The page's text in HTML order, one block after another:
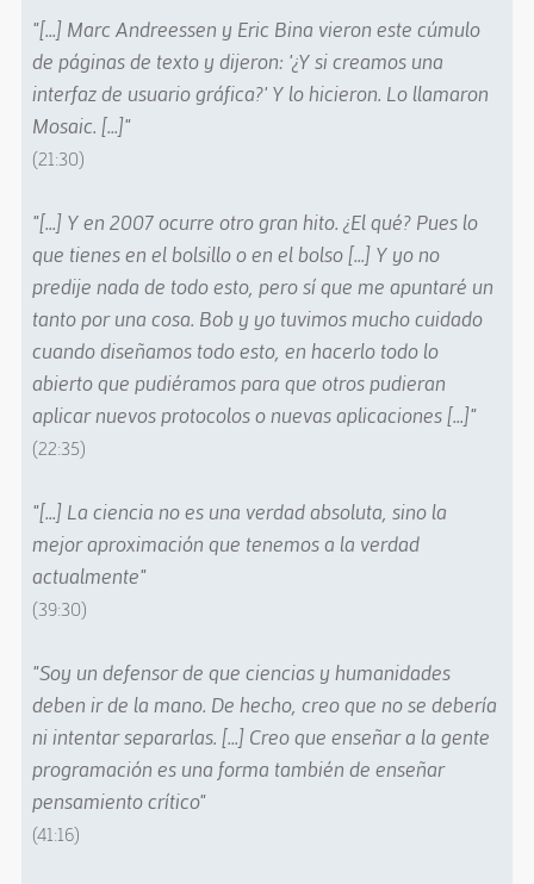
"[...] Marc Andreessen y Eric Bina vieron este cúmulo
de páginas de texto y dijeron: '¿Y si creamos una
interfaz de usuario gráfica?' Y lo hicieron. Lo llamaron
Mosaic. [...]"
(21:30)
"[...] Y en 2007 ocurre otro gran hito. ¿El qué? Pues lo
que tienes en el bolsillo o en el bolso [...] Y yo no
predije nada de todo esto, pero sí que me apuntaré un
tanto por una cosa. Bob y yo tuvimos mucho cuidado
cuando diseñamos todo esto, en hacerlo todo lo
abierto que pudiéramos para que otros pudieran
aplicar nuevos protocolos o nuevas aplicaciones [...]"
(22:35)
"[...] La ciencia no es una verdad absoluta, sino la
mejor aproximación que tenemos a la verdad
actualmente"
(39:30)
"Soy un defensor de que ciencias y humanidades
deben ir de la mano. De hecho, creo que no se debería
ni intentar separarlas. [...] Creo que enseñar a la gente
programación es una forma también de enseñar
pensamiento crítico"
(41:16)